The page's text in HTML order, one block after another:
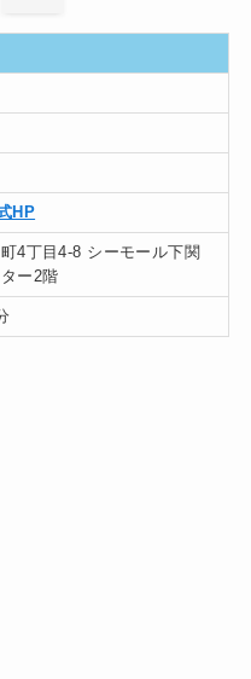
HP
4丁目4-8 シーモール下関
ー2階